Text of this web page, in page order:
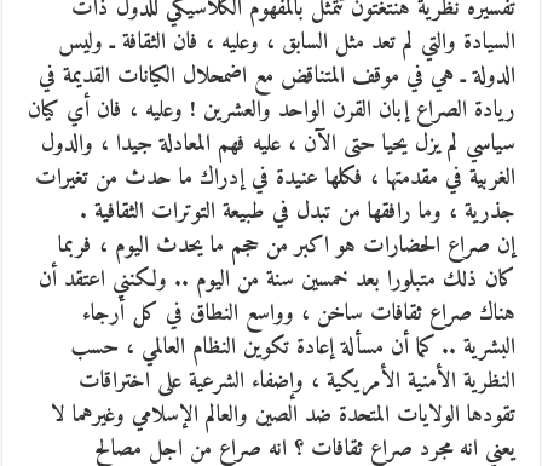
تفسيره نظرية هنتغتون تتمثّل بالمفهوم الكلاسيكي للدول ذات
السيادة والتي لم تعد مثل السابق ، وعليه ، فان الثقافة ـ وليس
الدولة ـ هي في موقف المتناقض مع اضمحلال الكيانات القديمة في
ريادة الصراع إبان القرن الواحد والعشرين ! وعليه ، فان أي كيان
سياسي لم يزل يحيا حتى الآن ، عليه فهم المعادلة جيدا ، والدول
الغربية في مقدمتها ، فكلها عنيدة في إدراك ما حدث من تغيرات
جذرية ، وما رافقها من تبدل في طبيعة التوترات الثقافية .
إن صراع الحضارات هو اكبر من حجم ما يحدث اليوم ، فربما
كان ذلك متبلورا بعد خمسين سنة من اليوم .. ولكنني اعتقد أن
هناك صراع ثقافات ساخن ، وواسع النطاق في كل أرجاء
البشرية .. كما أن مسألة إعادة تكوين النظام العالمي ، حسب
النظرية الأمنية الأمريكية ، وإضفاء الشرعية على اختراقات
تقودها الولايات المتحدة ضد الصين والعالم الإسلامي وغيرهما لا
يعني انه مجرد صراع ثقافات ؟ انه صراع من اجل مصالح